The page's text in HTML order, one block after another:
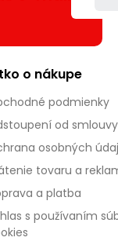
o nákupe
podmienky
od smlouvy
osobných
tovaru a
a platba
s používaním